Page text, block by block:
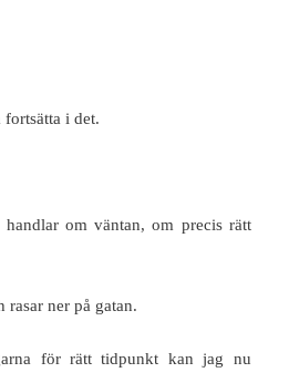
i det.
om väntan, om precis rätt
rasar ner på gatan.
för rätt tidpunkt kan jag nu